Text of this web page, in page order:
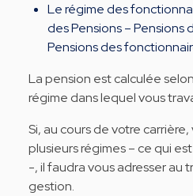
Le régime des
des Pensions – Pensions
Pensions des
La pension est calculée
régime dans lequel vous
Si, au cours de votre
plusieurs régimes – ce qui
-, il faudra vous adresser au
gestion.